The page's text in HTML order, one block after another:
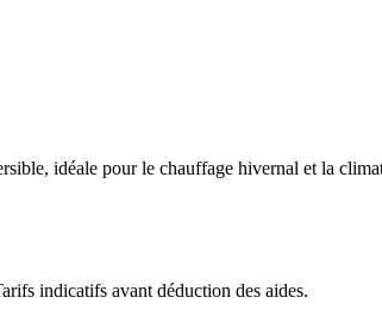
idéale pour le chauffage hivernal et la
indicatifs avant déduction des aides.